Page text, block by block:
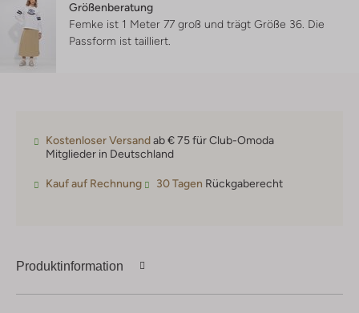
Größenberatung
Femke ist 1 Meter 77 groß und trägt Größe 36. Die
Passform ist tailliert
Kostenloser Versandab € 75 für Club-Omoda
Mitglieder in Deutschland
Kauf auf Rechnung 30 Tagen Rückgaberecht
Produktinformation